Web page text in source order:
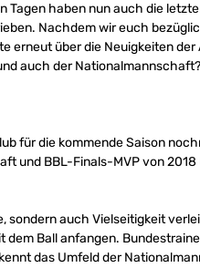
Tagen haben nun auch die
Nachdem wir euch
erneut über die Neuigkeiten der
auch der
für die kommende Saison
und BBL-Finals-MVP von
sondern auch Vielseitigkeit
Ball anfangen.
das Umfeld der